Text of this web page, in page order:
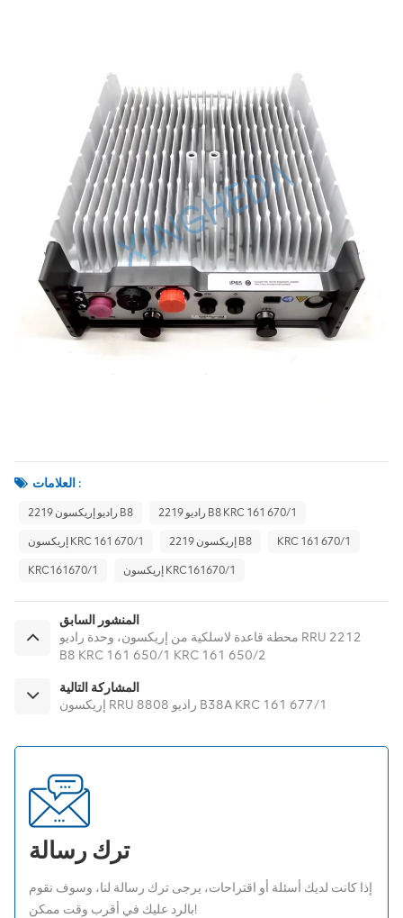
العلامات :
راديو إريكسون 2219 B8 راديو 2219 B8 KRC 161 670/1
إريكسون KRC 161 670/1 إريكسون 2219 B8 KRC 161 670/1
KRC161670/1 إريكسون KRC161670/1
المنشور السابق
محطة قاعدة لاسلكية من إريكسون، وحدة راديو RRU 2212
B8 KRC 161 650/1 KRC 161 650/2
المشاركة التالية
إريكسون RRU راديو 8808 B38A KRC 161 677/1
ترك رسالة
إذا كانت لديك أسئلة أو اقتراحات، يرجى ترك رسالة لنا، وسوف نقوم
بالرد عليك في أقرب وقت ممكن!